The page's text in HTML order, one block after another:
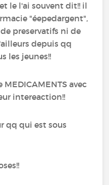
le l'ai souvent dit!! il
"éepedargent",
preservatifs ni de
depuis qq
les jeunes!!
avec
intereaction!!
qq qui est sous